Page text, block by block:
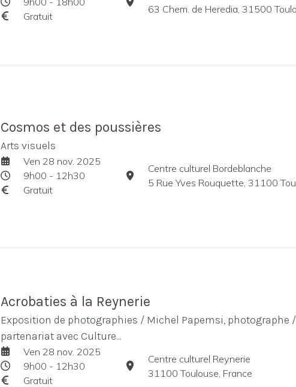
Gratuit
63 Chem. de Heredia, 31500
Cosmos et des poussières
Arts visuels
Ven 28 nov. 2025
9h00 - 12h30
Gratuit
Centre culturel Bordeblanche
5 Rue Yves Rouquette, 31100
Acrobaties à la Reynerie
Exposition de photographies / Michel Papemsi, photographe
partenariat avec Culture...
Ven 28 nov. 2025
9h00 - 12h30
Gratuit
Centre culturel Reynerie
31100 Toulouse, France